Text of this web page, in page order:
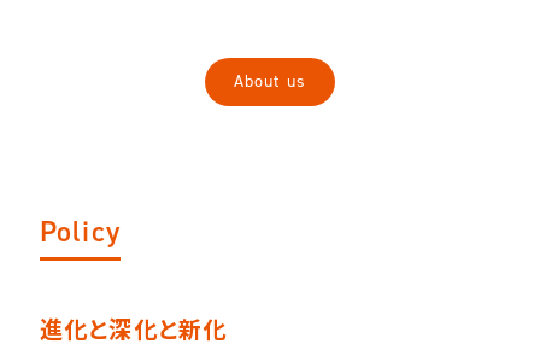
About us
Policy
進化と深化と新化